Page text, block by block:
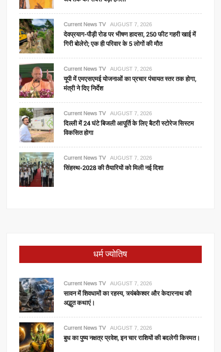
Current News TV AUGUST 7, 2026
देवप्रयाग-पौड़ी रोड पर भीषण हादसा, 250 फीट गहरी खाई में
गिरी बोलेरो; एक ही परिवार के 5 लोगों की मौत
Current News TV AUGUST 7, 2026
यूपी में एमएसएमई योजनाओं का प्रचार पंचायत स्तर तक होगा,
मंत्री ने दिए निर्देश
Current News TV AUGUST 7, 2026
दिल्ली में 24 घंटे बिजली आपूर्ति के लिए बैटरी स्टोरेज सिस्टम
विकसित होगा
Current News TV AUGUST 7, 2026
सिंहस्थ-2028 की तैयारियों को मिली नई दिशा
धर्म ज्योतिष
Current News TV AUGUST 7, 2026
सावन में शिवधामों का रहस्य, त्र्यंबकेश्वर और केदारनाथ की
अद्भुत कथाएं।
Current News TV AUGUST 7, 2026
बुध का पुष्य नक्षत्र प्रवेश, इन चार राशियों की बदलेगी किस्मत।